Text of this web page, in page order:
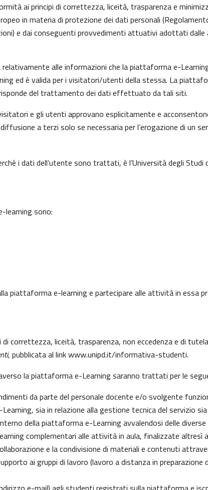
ai principi di correttezza, liceità, trasparenza e
in materia di protezione dei dati personali
e dai conseguenti provvedimenti attuativi adottati
alle informazioni che la piattaforma e-
ed è valida per i visitatori/utenti della stessa. La
del trattamento dei dati effettuato da tali siti.
e gli utenti approvano esplicitamente e
a terzi solo se necessaria per l’erogazione di un
i dati dell’utente sono trattati, è l’Università degli Studi
sono:
piattaforma e-learning e partecipare alle attività in essa
correttezza, liceità, trasparenza, non eccedenza e di
, pubblicata al linkwww.unipd.it/informativa-studenti.
la piattaforma e-Learning saranno trattati per le
da parte del personale docente e/o svolgente
sia in relazione alla gestione tecnica del servizio
della piattaforma e-Learning avvalendosi delle
complementari alle attività in aula, finalizzate altresì
e la condivisione di materiali e contenuti
ai gruppi di lavoro (lavoro a distanza in preparazione